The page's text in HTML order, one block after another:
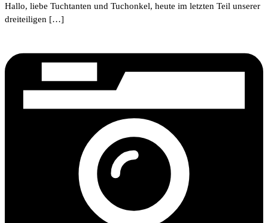
Hallo, liebe Tuchtanten und Tuchonkel, heute im letzten Teil unserer
dreiteiligen […]